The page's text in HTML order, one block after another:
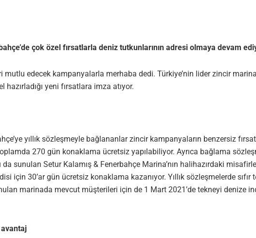
çok özel fırsatlarla deniz tutkunlarının adresi olmaya devam
mutlu edecek kampanyalarla merhaba dedi. Türkiye’nin lider zincir
hazırladığı yeni fırsatlara imza atıyor.
yıllık sözleşmeyle bağlananlar zincir kampanyaların benzersiz
270 gün konaklama ücretsiz yapılabiliyor. Ayrıca bağlama
sunulan Setur Kalamış & Fenerbahçe Marina’nın halihazırdaki
için 30’ar gün ücretsiz konaklama kazanıyor. Yıllık sözleşmelerde
marinada mevcut müşterileri için de 1 Mart 2021’de tekneyi denize